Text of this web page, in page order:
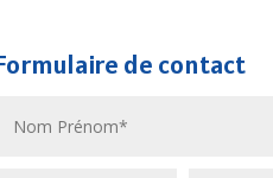
de contact